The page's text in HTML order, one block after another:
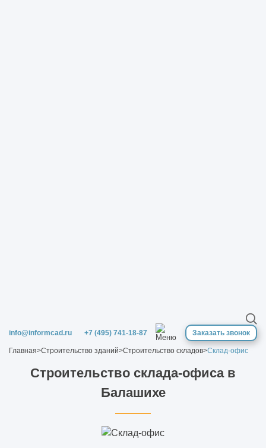
info@informcad.ru +7 (495) 741-18-87 Заказать звонок
Главная>Строительство зданий>Строительство складов>Склад-офис
Строительство склада-офиса в
Балашихе